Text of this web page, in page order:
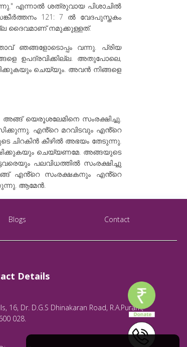
എന്നാൽ ശത്രുവായ പിശാചിൽ
121: 7 ൽ വേദപുസ്തകം
ദൈവമാണ് നമുക്കുള്ളത്.
ഞങ്ങളോടൊപ്പം വന്നു. പ്രിയ
ഉപദ്രവിക്കില്ല. അതുപോലെ,
ചെയ്യും. അവൻ നിങ്ങളെ
യെരൂശലേമിനെ സംരക്ഷിച്ചു.
എൻ്റെ മറവിടവും എൻ്റെ
കീഴിൽ അഭയം തേടുന്നു.
ചെയ്യണമേ. അങ്ങയുടെ
പലവിധത്തിൽ സംരക്ഷിച്ചു
എൻ്റെ സംരക്ഷകനും എൻ്റെ
ആമേൻ.
Blogs Contact
Details
16, Dr. D.G.S Dhinakaran Road, R.A.Puram,
028.